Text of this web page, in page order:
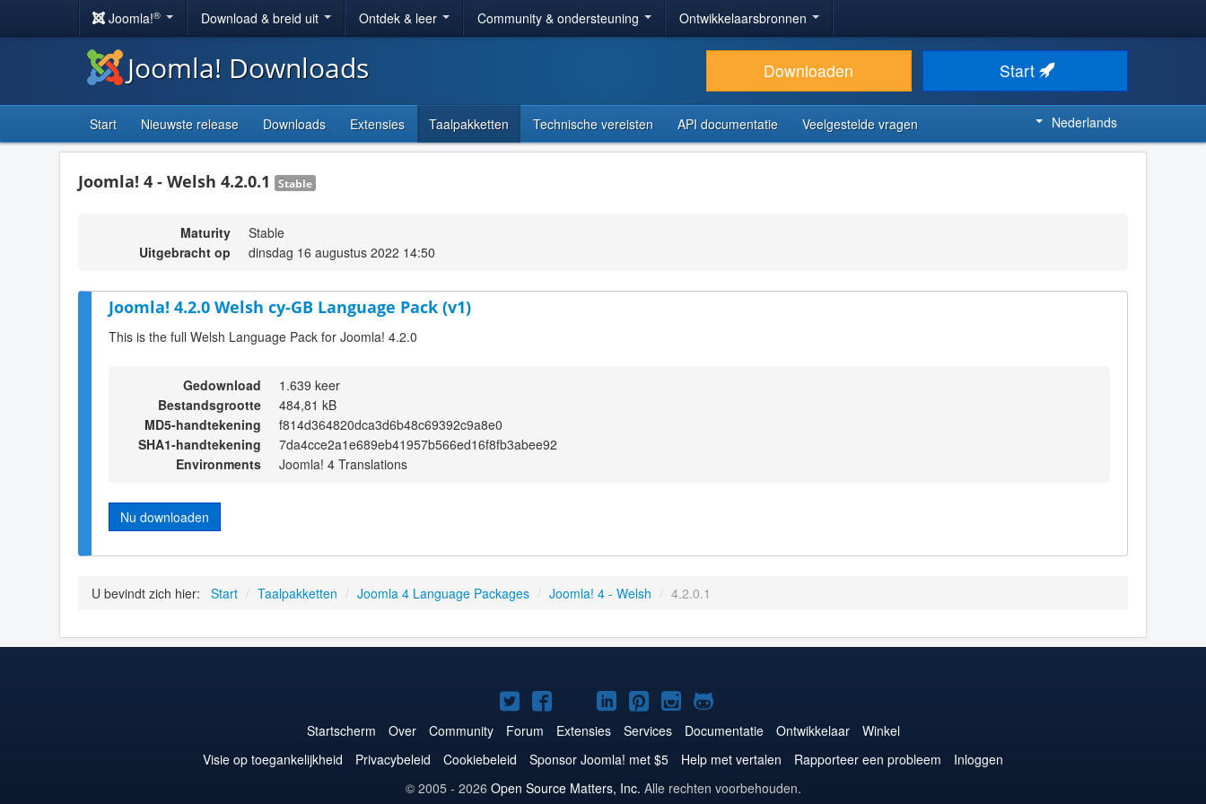
Joomla!® Download & breid uit Ontdek & leer Community & ondersteuning Ontwikkelaarsbronnen
Joomla! Downloads Downloaden Start
Start Nieuwste release Downloads Extensies Taalpakketten Technische vereisten API documentatie Veelgestelde vragen Nederlands
Joomla! 4 - Welsh 4.2.0.1 Stable
Maturity
Stable
Uitgebracht op
dinsdag 16 augustus 2022 14:50
Joomla! 4.2.0 Welsh cy-GB Language Pack (v1)
This is the full Welsh Language Pack for Joomla! 4.2.0
Gedownload
1.639 keer
Bestandsgrootte
484,81 kB
MD5-handtekening
f814d364820dca3d6b48c69392c9a8e0
SHA1-handtekening
7da4cce2a1e689eb41957b566ed16f8fb3abee92
Environments
Joomla! 4 Translations
Nu downloaden
U bevindt zich hier: Start / Taalpakketten / Joomla 4 Language Packages / Joomla! 4 - Welsh / 4.2.0.1
Joomla!
op
Twitter
Joomla!
op
Facebook
Joomla!
op
YouTube
Joomla!
op
LinkedIn
Joomla!
op
Pinterest
Joomla!
op
Instagram
Joomla!
op
GitHub
Startscherm Over Community Forum Extensies Services Documentatie Ontwikkelaar
Winkel
Visie op toegankelijkheid
Privacybeleid Cookiebeleid Sponsor Joomla! met $5 Help met vertalen Rapporteer een probleem
Inloggen
© 2005 - 2026 Open Source Matters, Inc. Alle rechten voorbehouden.